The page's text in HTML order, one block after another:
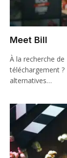
Meet Bill
À la recherche
téléchargement
alternatives…